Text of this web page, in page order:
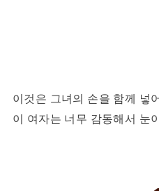
이것은 그녀의 손을 함께 넣
이 여자는 너무 감동해서 눈